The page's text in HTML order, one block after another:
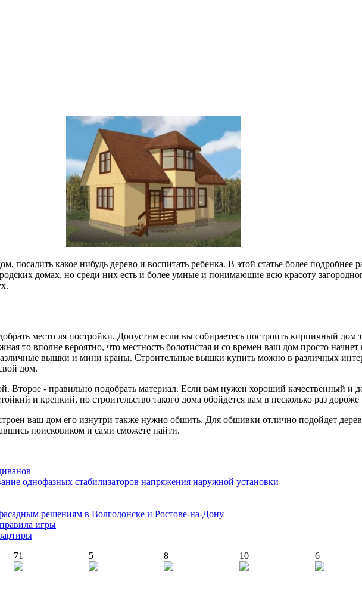
какое нибудь дерево и воспитать ребенка. В этой статье более подробнее
домах, но среди них есть и более умные и понимающие всю красоту
место ля постройки. Допустим если вы собираетесь построить кирпичный дом
то вполне вероятно, что местность болотистая и со времен ваш дом просто
вышки и мини краны. Строительные вышки купить можно в различных
дом.
Второе - правильно подобрать материал. Если вам нужен хороший качественный и
и крепкий, но строительство такого дома обойдется вам в несколько раз дороже
ваш дом его изнутри также нужно обшить. Для обшивки отлично подойдет
поисковиком и сами сможете найти.
однофазных стабилизаторов напряжения наружной установки
решениям в Волгодонске и Ростове-на-Дону
игры
71 5 8 10 6